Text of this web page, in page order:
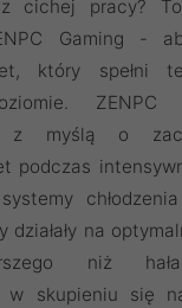
cichej pracy?
Gaming -
który spełni
ZENPC
z myślą o
podczas
systemy
działały na
niż
w skupieniu się